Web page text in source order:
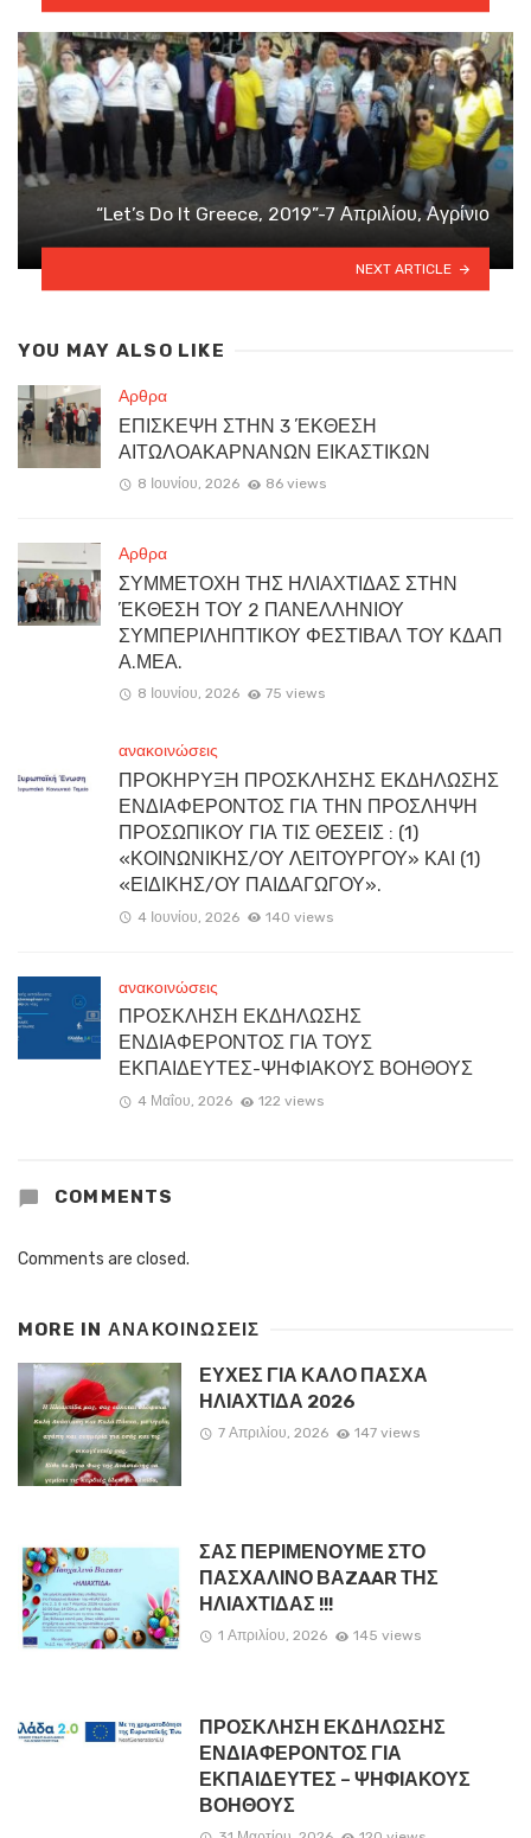
“Let’s Do It Greece, 2019”-7 Απριλίου, Αγρίνιο
NEXT ARTICLE
YOU MAY ALSO LIKE
Αρθρα
ΕΠΙΣΚΕΨΗ ΣΤΗΝ 3 ΈΚΘΕΣΗ
ΑΙΤΩΛΟΑΚΑΡΝΑΝΩΝ ΕΙΚΑΣΤΙΚΩΝ
8 Ιουνίου, 2026 86 views
Αρθρα
ΣΥΜΜΕΤΟΧΗ ΤΗΣ ΗΛΙΑΧΤΙΔΑΣ ΣΤΗΝ
ΈΚΘΕΣΗ ΤΟΥ 2 ΠΑΝΕΛΛΗΝΙΟΥ
ΣΥΜΠΕΡΙΛΗΠΤΙΚΟΥ ΦΕΣΤΙΒΑΛ ΤΟΥ ΚΔΑΠ
Α.ΜΕΑ.
8 Ιουνίου, 2026 75 views
ανακοινώσεις
ΠΡΟΚΗΡΥΞΗ ΠΡΟΣΚΛΗΣΗΣ ΕΚΔΗΛΩΣΗΣ
ΕΝΔΙΑΦΕΡΟΝΤΟΣ ΓΙΑ ΤΗΝ ΠΡΟΣΛΗΨΗ
ΠΡΟΣΩΠΙΚΟΥ ΓΙΑ ΤΙΣ ΘΕΣΕΙΣ : (1)
«ΚΟΙΝΩΝΙΚΗΣ/ΟΥ ΛΕΙΤΟΥΡΓΟΥ» ΚΑΙ (1)
«ΕΙΔΙΚΗΣ/ΟΥ ΠΑΙΔΑΓΩΓΟΥ».
4 Ιουνίου, 2026 140 views
ανακοινώσεις
ΠΡΟΣΚΛΗΣΗ ΕΚΔΗΛΩΣΗΣ
ΕΝΔΙΑΦΕΡΟΝΤΟΣ ΓΙΑ ΤΟΥΣ
ΕΚΠΑΙΔΕΥΤΕΣ-ΨΗΦΙΑΚΟΥΣ ΒΟΗΘΟΥΣ
4 Μαΐου, 2026 122 views
COMMENTS
Comments are closed.
MORE IN ΑΝΑΚΟΙΝΏΣΕΙΣ
ΕΥΧΕΣ ΓΙΑ ΚΑΛΟ ΠΑΣΧΑ
ΗΛΙΑΧΤΙΔΑ 2026
7 Απριλίου, 2026 147 views
ΣΑΣ ΠΕΡΙΜΕΝΟΥΜΕ ΣΤΟ
ΠΑΣΧΑΛΙΝΟ ΒΑZAAR ΤΗΣ
ΗΛΙΑΧΤΙΔΑΣ !!!
1 Απριλίου, 2026 145 views
ΠΡΟΣΚΛΗΣΗ ΕΚΔΗΛΩΣΗΣ
ΕΝΔΙΑΦΕΡΟΝΤΟΣ ΓΙΑ
ΕΚΠΑΙΔΕΥΤΕΣ – ΨΗΦΙΑΚΟΥΣ
ΒΟΗΘΟΥΣ